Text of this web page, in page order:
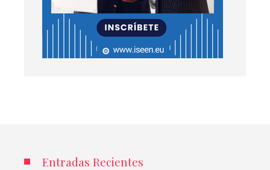
Entradas Recientes